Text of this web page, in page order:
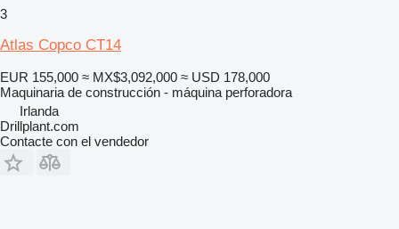
3
Atlas Copco CT14
EUR 155,000 ≈ MX$3,092,000 ≈ USD 178,000
Maquinaria de construcción - máquina perforadora
Irlanda
Drillplant.com
Contacte con el vendedor